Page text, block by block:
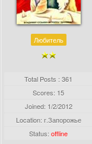
Любитель
Total Posts : 361
Scores: 15
Joined: 1/2/2012
Location: г.Запорожье
Status:offline